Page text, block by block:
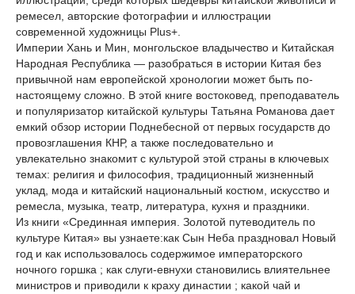
ремесел, авторские фотографии и иллюстрации
современной художницы Plus+.
Империи Хань и Мин, монгольское владычество и Китайская
Народная Республика — разобраться в истории Китая без
привычной нам европейской хронологии может быть по-
настоящему сложно. В этой книге востоковед, преподаватель
и популяризатор китайской культуры Татьяна Романова дает
емкий обзор истории Поднебесной от первых государств до
провозглашения КНР, а также последовательно и
увлекательно знакомит с культурой этой страны в ключевых
темах: религия и философия, традиционный жизненный
уклад, мода и китайский национальный костюм, искусство и
ремесла, музыка, театр, литература, кухня и праздники.
Из книги «Срединная империя. Золотой путеводитель по
культуре Китая» вы узнаете:как Сын Неба праздновал Новый
год и как использовалось содержимое императорского
ночного горшка ; как слуги-евнухи становились влиятельнее
министров и приводили к краху династии ; какой чай и